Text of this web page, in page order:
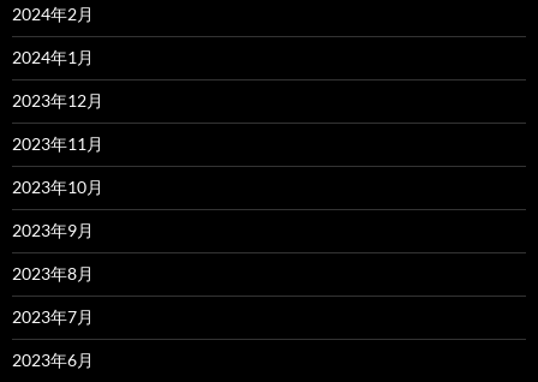
2024年2月
2024年1月
2023年12月
2023年11月
2023年10月
2023年9月
2023年8月
2023年7月
2023年6月